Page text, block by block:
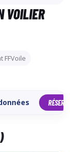
VOILIER
FFVoile